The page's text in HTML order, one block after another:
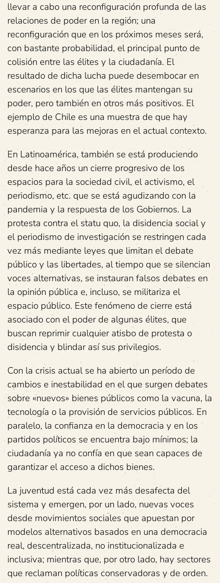
llevar a cabo una reconfiguración profunda de las
relaciones de poder en la región; una
reconfiguración que en los próximos meses será,
con bastante probabilidad, el principal punto de
colisión entre las élites y la ciudadanía. El
resultado de dicha lucha puede desembocar en
escenarios en los que las élites mantengan su
poder, pero también en otros más positivos. El
ejemplo de Chile es una muestra de que hay
esperanza para las mejoras en el actual contexto.
En Latinoamérica, también se está produciendo
desde hace años un cierre progresivo de los
espacios para la sociedad civil, el activismo, el
periodismo, etc. que se está agudizando con la
pandemia y la respuesta de los Gobiernos. La
protesta contra el statu quo, la disidencia social y
el periodismo de investigación se restringen cada
vez más mediante leyes que limitan el debate
público y las libertades, al tiempo que se silencian
voces alternativas, se instauran falsos debates en
la opinión pública e, incluso, se militariza el
espacio público. Este fenómeno de cierre está
asociado con el poder de algunas élites, que
buscan reprimir cualquier atisbo de protesta o
disidencia y blindar así sus privilegios.
Con la crisis actual se ha abierto un período de
cambios e inestabilidad en el que surgen debates
sobre «nuevos» bienes públicos como la vacuna, la
tecnología o la provisión de servicios públicos. En
paralelo, la confianza en la democracia y en los
partidos políticos se encuentra bajo mínimos; la
ciudadanía ya no confía en que sean capaces de
garantizar el acceso a dichos bienes.
La juventud está cada vez más desafecta del
sistema y emergen, por un lado, nuevas voces
desde movimientos sociales que apuestan por
modelos alternativos basados en una democracia
real, descentralizada, no institucionalizada e
inclusiva; mientras que, por otro lado, hay sectores
que reclaman políticas conservadoras y de orden.